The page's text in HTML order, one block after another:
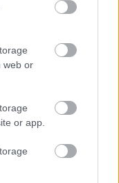
web or
or app.
Πάνου
αυτί μας
διαγραφή από τη
υπερβολές της,
της, τις
ως λαϊκό δράμα,